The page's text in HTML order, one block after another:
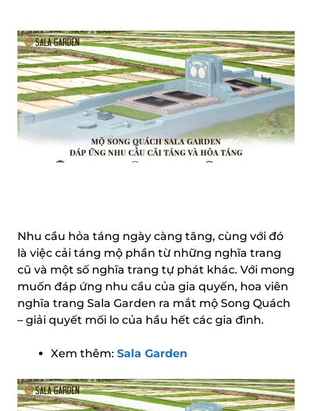
Nhu cầu hỏa táng ngày càng tăng, cùng với đó
là việc cải táng mộ phần từ những nghĩa trang
cũ và một số nghĩa trang tự phát khác. Với mong
muốn đáp ứng nhu cầu của gia quyến, hoa viên
nghĩa trang Sala Garden ra mắt mộ Song Quách
– giải quyết mối lo của hầu hết các gia đình.
Xem thêm: Sala Garden